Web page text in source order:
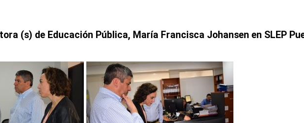
(s) de Educación Pública, María Francisca Johansen en SLEP